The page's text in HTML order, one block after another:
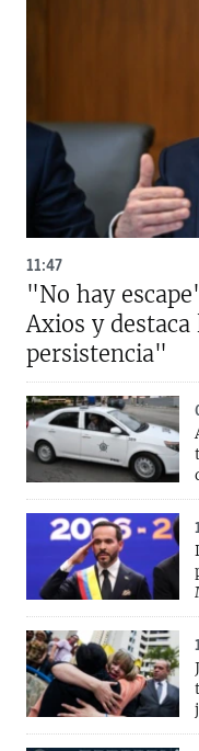
11:47
"No hay
Axios y
persistencia"